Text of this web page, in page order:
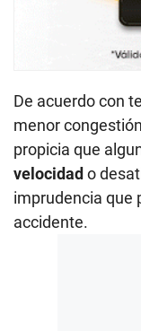
De acuerdo con
menor
propicia que
velocidad o
imprudencia que
accidente.